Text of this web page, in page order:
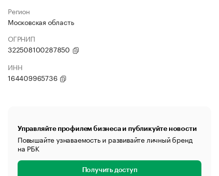
Регион
Московская область
ОГРНИП
322508100287850
ИНН
164409965736
Управляйте профилем бизнеса и публикуйте новости
Повышайте узнаваемость и развивайте личный бренд
на РБК
Получить доступ